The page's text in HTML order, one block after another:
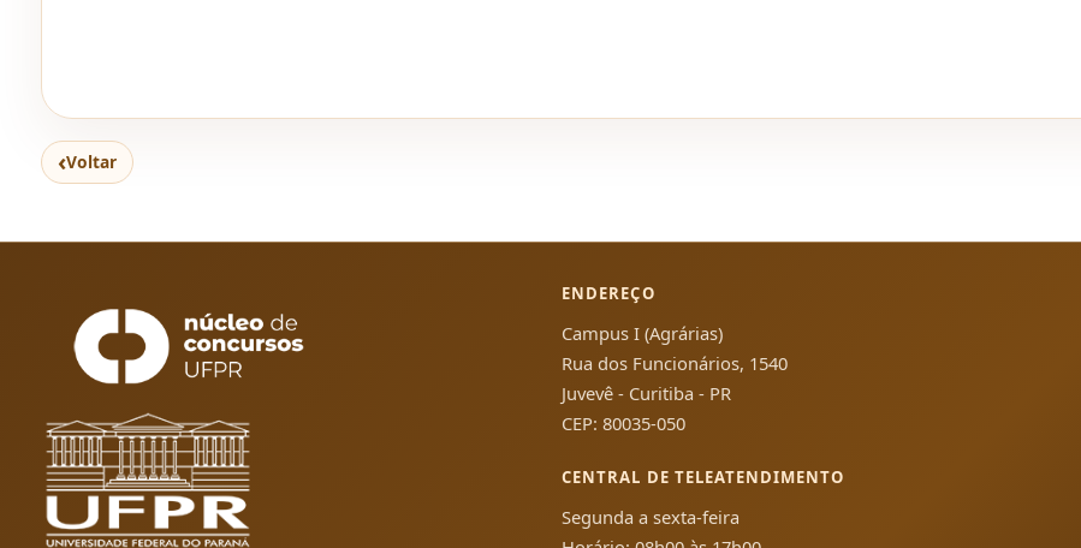
‹Voltar
ENDEREÇO
Campus I (Agrárias)
Rua dos Funcionários, 1540
Juvevê - Curitiba - PR
CEP: 80035-050
CENTRAL DE TELEATENDIMENTO
Segunda a sexta-feira